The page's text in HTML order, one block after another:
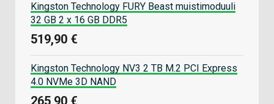
Kingston Technology FURY Beast muistimoduuli
32 GB 2 x 16 GB DDR5
519,90 €
Kingston Technology NV3 2 TB M.2 PCI Express
4.0 NVMe 3D NAND
265,90 €